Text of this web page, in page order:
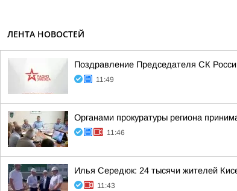
ЛЕНТА НОВОСТЕЙ
Поздравление Председателя СК
11:49
Органами прокуратуры региона
11:46
Илья Середюк: 24 тысячи жителей
11:43